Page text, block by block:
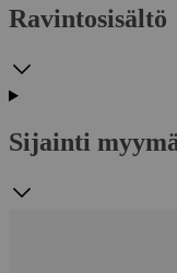
Ravintosisältö
Sijainti